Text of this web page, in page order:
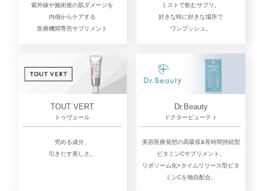
紫外線や施術後の肌ダメージを
内側からケアする
医療機関専売サプリメント
ミストで飲むサプリ。
好きな時に好きな場所で
ワンプッシュ。
TOUT VERT
トゥヴェール
究める成分、
引きだす美しさ。
Dr.Beauty
ドクタービューティ
美容医療発想の高吸収&長時間持続型
ビタミンCサプリメント。
リポソーム化×タイムリリース型ビタ
ミンCを独自配合。